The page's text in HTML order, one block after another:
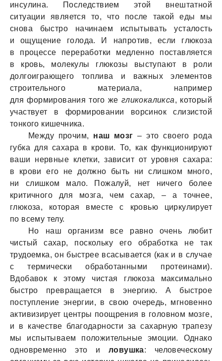
инсулина. Последствием этой внештатной
ситуации является то, что после такой еды мы
снова быстро начинаем испытывать усталость
и ощущение голода. И напротив, если глюкоза
в процессе переработки медленно поставляется
в кровь, молекулы глюкозы выступают в роли
долгоиграющего топлива и важных элементов
строительного материала, например
для формирования того же гликокаликса, который
участвует в формировании ворсинок слизистой
тонкого кишечника.
Между прочим, наш мозг – это своего рода
губка для сахара в крови. То, как функционируют
ваши нервные клетки, зависит от уровня сахара:
в крови его не должно быть ни слишком много,
ни слишком мало. Пожалуй, нет ничего более
критичного для мозга, чем сахар, – а точнее,
глюкоза, которая вместе с кровью циркулирует
по всему телу.
Но наш организм все равно очень любит
чистый сахар, поскольку его обработка не так
трудоемка, он быстрее всасывается (как и в случае
с термически обработанными протеинами).
Вдобавок к этому чистая глюкоза максимально
быстро превращается в энергию. А быстрое
поступление энергии, в свою очередь, мгновенно
активизирует центры поощрения в головном мозге,
и в качестве благодарности за сахарную трапезу
мы испытываем положительные эмоции. Однако
одновременно это иловушка: человеческому